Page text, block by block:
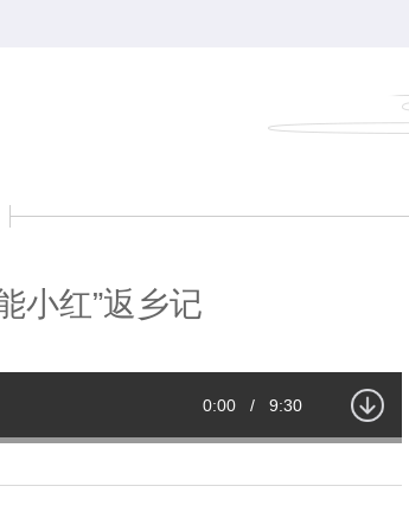
小红”返乡记
Current
0:00 / Duration
9:30